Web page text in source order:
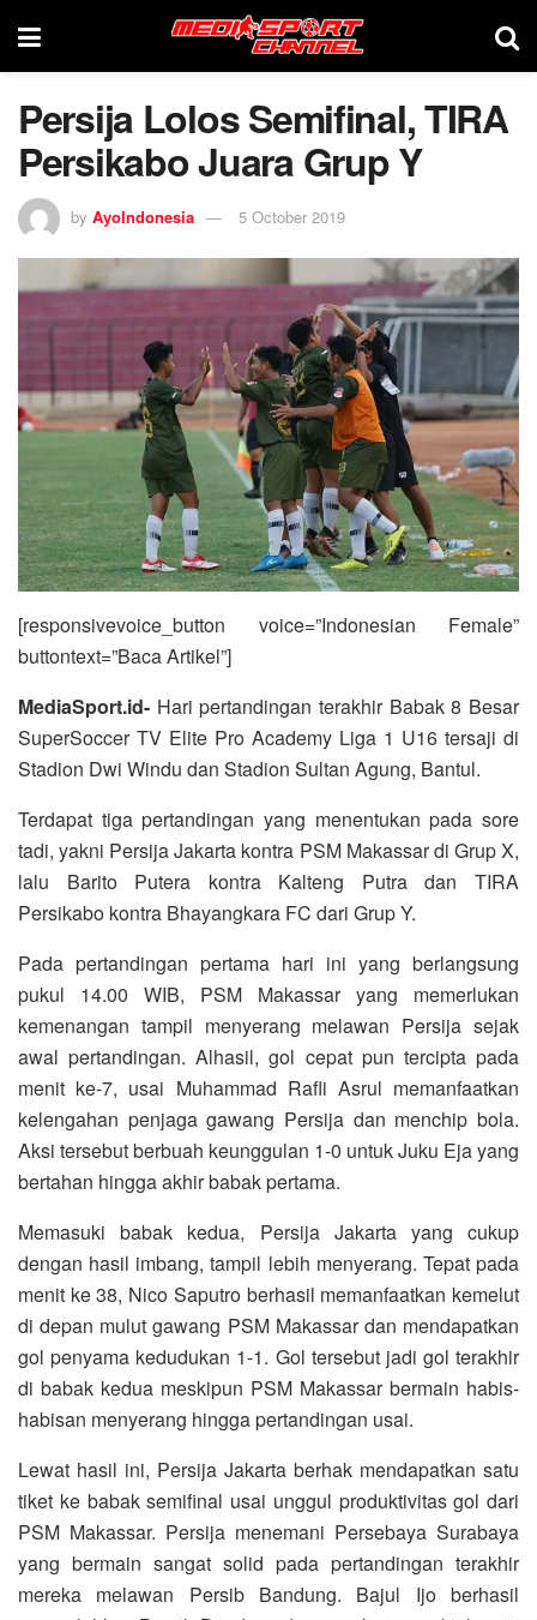
Persija Lolos Semifinal, TIRA
Persikabo Juara Grup Y
by AyoIndonesia 5 October 2019
[responsivevoice_button voice=”Indonesian Female”
buttontext=”Baca Artikel”]
MediaSport.id- Hari pertandingan terakhir Babak 8 Besar
SuperSoccer TV Elite Pro Academy Liga 1 U16 tersaji di
Stadion Dwi Windu dan Stadion Sultan Agung, Bantul.
Terdapat tiga pertandingan yang menentukan pada sore
tadi, yakni Persija Jakarta kontra PSM Makassar di Grup X,
lalu Barito Putera kontra Kalteng Putra dan TIRA
Persikabo kontra Bhayangkara FC dari Grup Y.
Pada pertandingan pertama hari ini yang berlangsung
pukul 14.00 WIB, PSM Makassar yang memerlukan
kemenangan tampil menyerang melawan Persija sejak
awal pertandingan. Alhasil, gol cepat pun tercipta pada
menit ke-7, usai Muhammad Rafli Asrul memanfaatkan
kelengahan penjaga gawang Persija dan menchip bola.
Aksi tersebut berbuah keunggulan 1-0 untuk Juku Eja yang
bertahan hingga akhir babak pertama.
Memasuki babak kedua, Persija Jakarta yang cukup
dengan hasil imbang, tampil lebih menyerang. Tepat pada
menit ke 38, Nico Saputro berhasil memanfaatkan kemelut
di depan mulut gawang PSM Makassar dan mendapatkan
gol penyama kedudukan 1-1. Gol tersebut jadi gol terakhir
di babak kedua meskipun PSM Makassar bermain habis-
habisan menyerang hingga pertandingan usai.
Lewat hasil ini, Persija Jakarta berhak mendapatkan satu
tiket ke babak semifinal usai unggul produktivitas gol dari
PSM Makassar. Persija menemani Persebaya Surabaya
yang bermain sangat solid pada pertandingan terakhir
mereka melawan Persib Bandung. Bajul Ijo berhasil